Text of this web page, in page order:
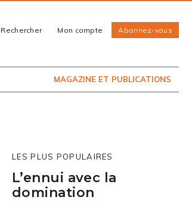
Rechercher Mon compte Abonnez-vous
MAGAZINE ET PUBLICATIONS
LES PLUS POPULAIRES
L’ennui avec la
domination